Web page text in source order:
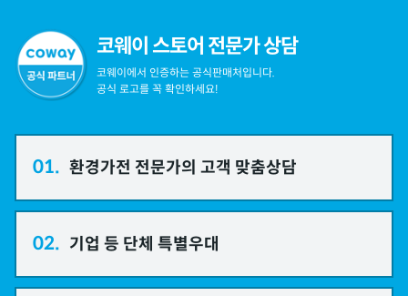
코웨이 스토어 전문가 상담
코웨이에서 인증하는 공식판매처입니다.
공식 로고를 꼭 확인하세요!
01. 환경가전 전문가의 고객 맞춤상담
02. 기업 등 단체 특별우대